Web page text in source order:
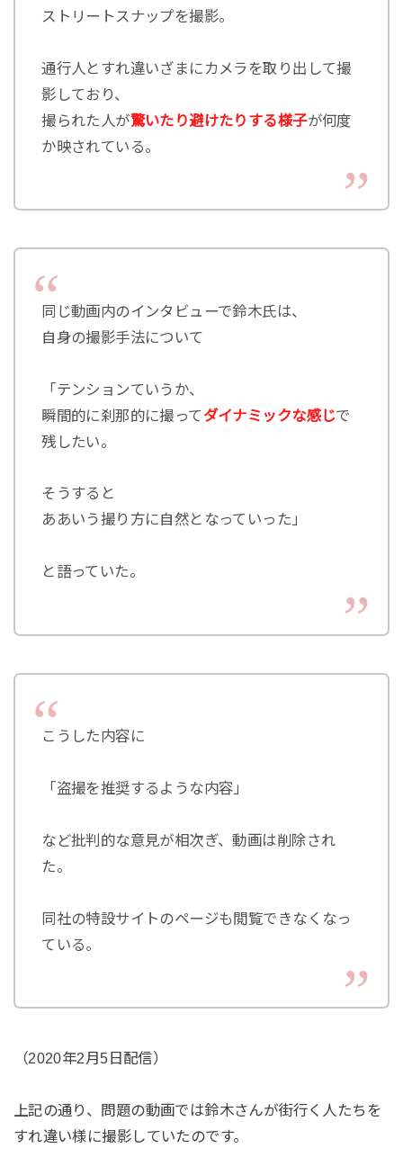
ストリートスナップを撮影。
通行人とすれ違いざまにカメラを取り出して撮
影しており、
撮られた人が驚いたり避けたりする様子が何度
か映されている。
同じ動画内のインタビューで鈴木氏は、
自身の撮影手法について
「テンションていうか、
瞬間的に刹那的に撮ってダイナミックな感じで
残したい。
そうすると
ああいう撮り方に自然となっていった」
と語っていた。
こうした内容に
「盗撮を推奨するような内容」
など批判的な意見が相次ぎ、動画は削除され
た。
同社の特設サイトのページも閲覧できなくなっ
ている。
（2020年2月5日配信）
上記の通り、問題の動画では鈴木さんが街行く人たちを
すれ違い様に撮影していたのです。